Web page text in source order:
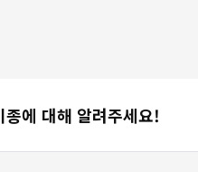
에 대해 알려주세요!